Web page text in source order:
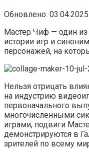
Обновлено: 03.04.2025
Мастер Чиф — один
истории игр и
персонажей, на
Нельзя отрицать
на индустрию
первоначального
многочисленными
играми, подвиги
демонстрируются в
зрителей по всему